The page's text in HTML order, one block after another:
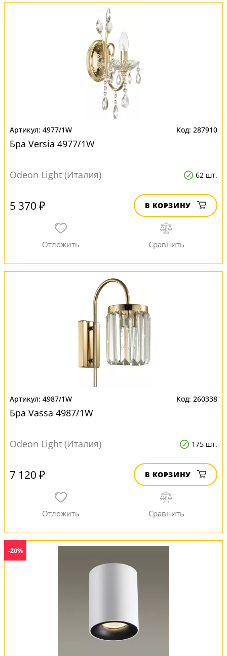
4977/1W 287910
Бра Versia 4977/1W
Odeon Light (Италия) 62 шт.
5 370 ₽ В КОРЗИНУ
4987/1W 260338
Бра Vassa 4987/1W
Odeon Light (Италия) 175 шт.
7 120 ₽ В КОРЗИНУ
-20%